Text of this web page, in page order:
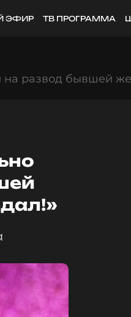
ЭФИР ТВ ПРОГРАММА
развод бывшей